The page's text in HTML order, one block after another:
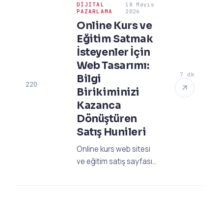
reklamlarınızı hemen
geri açın. Uzman
rehberimizi inceleyin!
220
DIJITAL
PAZARLAMA
18 Mayıs
2026
Online Kurs ve
Eğitim Satmak
İsteyenler İçin
Web Tasarımı:
Bilgi
Birikiminizi
Kazanca
Dönüştüren
Satış Hunileri
Online kurs web sitesi
ve eğitim satış sayfası
7 dk